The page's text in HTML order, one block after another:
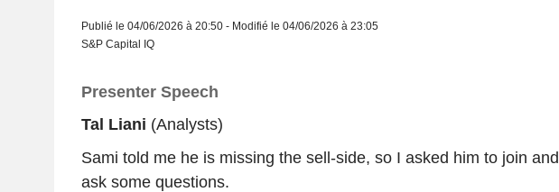
Publié le 04/06/2026 à 20:50 - Modifié le 04/06/2026 à 23:05
S&P Capital IQ
Presenter Speech
Tal Liani (Analysts)
Sami told me he is missing the sell-side, so I asked him to join and
ask some questions.